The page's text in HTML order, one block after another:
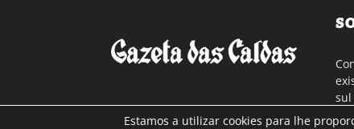
sul
a
Estamos a utilizar cookies para lhe